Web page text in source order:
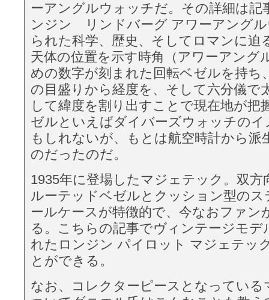
ーアングルウォッチだ。その詳細は記
ンジン リンドバーグ アワーアング
られた科学、歴史、そしてロマンに迫
天体の位置を示す時角（アワーアング
めの数字が刻まれた回転ベゼルを持ち
の目盛りから経度を、そして六分儀で
して緯度を割り出すことで現在地が把
ゼルといえばダイバーズウォッチの
もしれないが、もとは航空時計から派
のだったのだ。
1935年に登場したマジェテック。双方
ルーテッドベゼルとクッション型の
ールケースが特徴的で、今なおファン
る。こちらの記事でヴィンテージモデ
れたロンジン パイロット マジェテッ
とができる。
なお、コレクターピースとなってい